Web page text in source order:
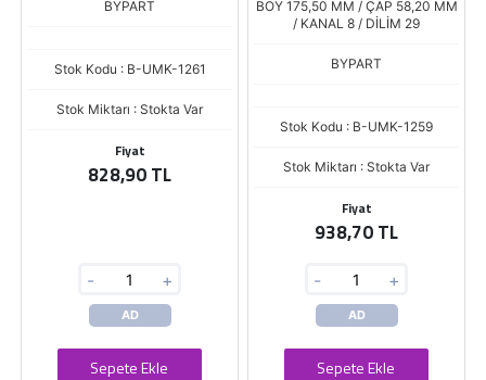
BYPART
Stok Kodu : B-UMK-1261
Stok Miktarı : Stokta Var
Fiyat
828,90 TL
- +
AD
Sepete Ekle
BOY 175,50 MM / ÇAP 58,20 MM
/ KANAL 8 / DİLİM 29
BYPART
Stok Kodu : B-UMK-1259
Stok Miktarı : Stokta Var
Fiyat
938,70 TL
- +
AD
Sepete Ekle